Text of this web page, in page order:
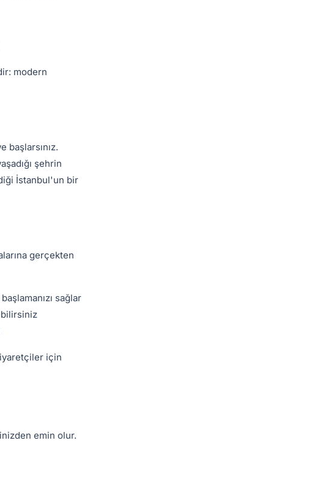
modern
başlarsınız.
şehrin
İstanbul'un bir
gerçekten
sağlar
için
emin olur.